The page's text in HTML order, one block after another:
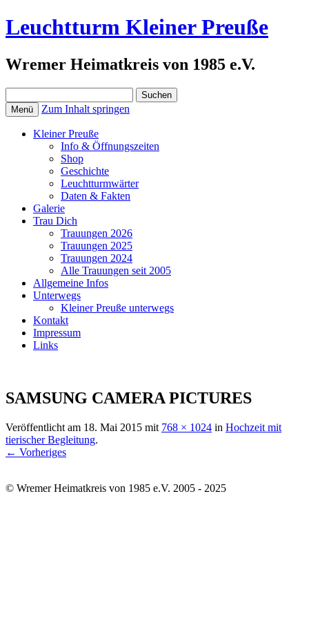
Leuchtturm Kleiner Preuße
Wremer Heimatkreis von 1985 e.V.
nach:
Menü Zum Inhalt springen
Kleiner Preuße
Info & Öffnungszeiten
Shop
Geschichte
Leuchtturmwärter
Daten & Fakten
Galerie
Trau Dich
Trauungen 2026
Trauungen 2025
Trauungen 2024
Alle Trauungen seit 2005
Allgemeine Infos
Unterwegs
Kleiner Preuße unterwegs
Kontakt
Impressum
Links
SAMSUNG CAMERA PICTURES
Veröffentlicht am 18. Mai 2015 mit 768 × 1024 in Hochzeit mit
tierischer Begleitung.
← Vorheriges
© Wremer Heimatkreis von 1985 e.V. 2005 - 2025